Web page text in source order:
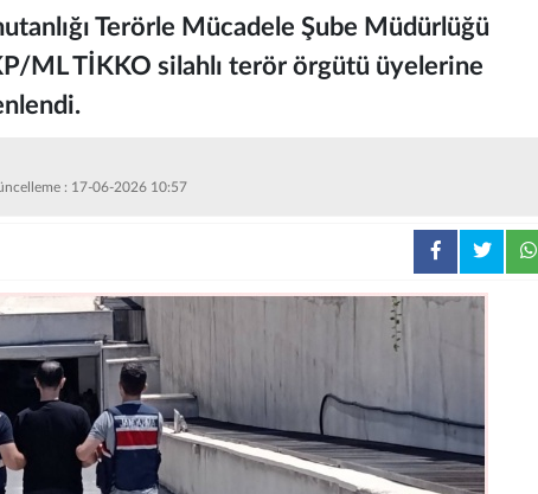
Terörle Mücadele Şube Müdürlüğü
ML TİKKO silahlı terör örgütü üyelerine
: 17-06-2026 10:57